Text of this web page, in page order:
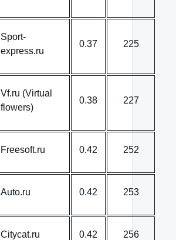
Sport-
express.ru
0.37 225
Vf.ru (Virtual
flowers)
0.38 227
Freesoft.ru 0.42 252
Auto.ru 0.42 253
Citycat.ru 0.42 256